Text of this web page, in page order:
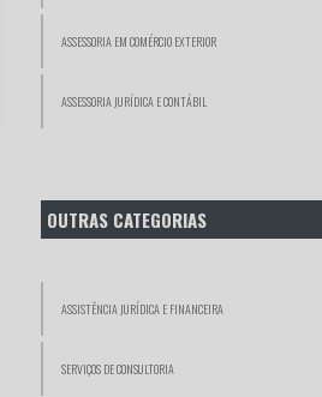
ASSESSORIA EM COMÉRCIO EXTERIOR
ASSESSORIA JURÍDICA E CONTÁBIL
OUTRAS CATEGORIAS
ASSISTÊNCIA JURÍDICA E FINANCEIRA
SERVIÇOS DE CONSULTORIA